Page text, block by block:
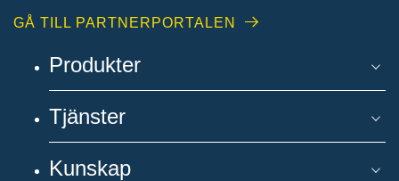
GÅ TILL PARTNERPORTALEN
Produkter
Tjänster
Kunskap